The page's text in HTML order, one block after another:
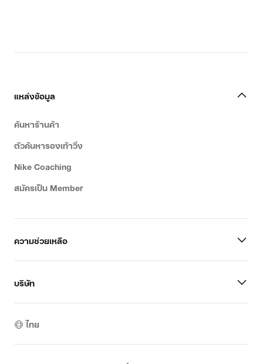
แหล่งข้อมูล
ค้นหาร้านค้า
ตัวค้นหารองเท้าวิ่ง
Nike Coaching
สมัครเป็น Member
ความช่วยเหลือ
บริษัท
ไทย